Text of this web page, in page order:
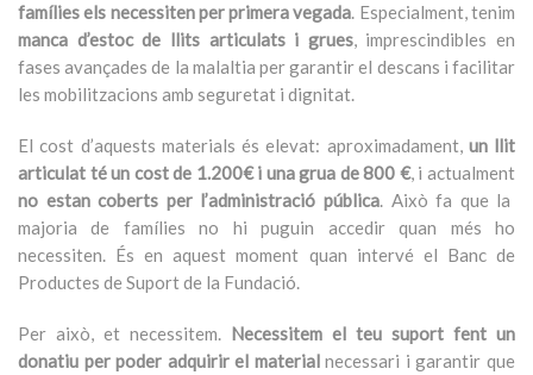
famílies els necessiten per primera vegada. Especialment, tenim
manca d’estoc de llits articulats i grues, imprescindibles en
fases avançades de la malaltia per garantir el descans i facilitar
les mobilitzacions amb seguretat i dignitat.
El cost d’aquests materials és elevat: aproximadament, un llit
articulat té un cost de 1.200€ i una grua de 800 €, i actualment
no estan coberts per l’administració pública. Això fa que la
majoria de famílies no hi puguin accedir quan més ho
necessiten. És en aquest moment quan intervé el Banc de
Productes de Suport de la Fundació.
Per això, et necessitem. Necessitem el teu suport fent un
donatiu per poder adquirir el materialnecessari i garantir que